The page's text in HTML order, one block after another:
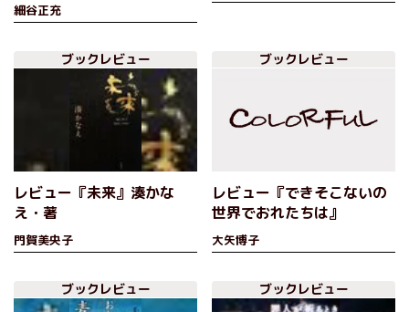
細谷正充
ブックレビュー
レビュー『未来』湊かな
え・著
門賀美央子
ブックレビュー
レビュー『できそこないの
世界でおれたちは』
大矢博子
ブックレビュー ブックレビュー